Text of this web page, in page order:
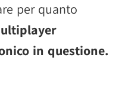
per quanto
in questione.